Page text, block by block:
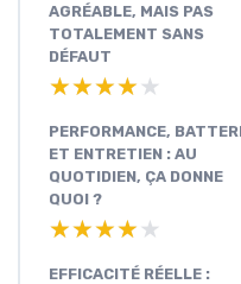
AGRÉABLE, MAIS PAS
TOTALEMENT SANS
DÉFAUT
★★★★★
★★★★★
PERFORMANCE,
ET ENTRETIEN : AU
QUOTIDIEN, ÇA DONNE
QUOI ?
★★★★★
★★★★★
EFFICACITÉ RÉELLE :